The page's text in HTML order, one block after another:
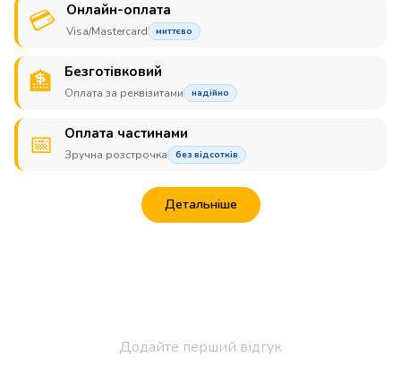
💳 Онлайн-оплата
Visa/Mastercard миттєво
🏦 Безготівковий
Оплата за реквізитами надійно
📅 Оплата частинами
Зручна розстрочка без відсотків
Детальніше
Додайте перший відгук